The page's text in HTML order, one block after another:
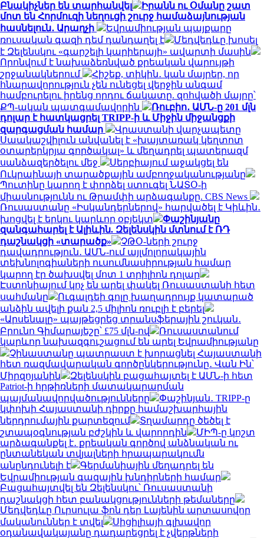
Բնակիչներ են տարհանվել
Իրանն ու Օմանը շատ
մոտ են Հորմուզի նեղուցի շուրջ համաձայնության
հասնելուն․ Արաղչի
Եվրամիության պայքարը
ռուսական գազի դեմ դանդաղել է
Մեդվեդևը խոսել
է Զելենսկու «գարշելի կարիերայի» ավարտի մասին
Որոնվում է նախաձեռնված քրեական վարույթի
շրջանակներում
Հիշեք, տիկին․ կան մայրեր, որ
հնարավորություն չեն ունեցել վերջին անգամ
համբուրելու իրենց որդու ճակատը. զոհվածի մայրը՝
ՔՊ-ական պատգամավորին
Ռուբիո․ ԱՄՆ-ը 201 մլն
դոլար է հատկացրել TRIPP-ի և Միջին միջանցքի
զարգացման համար
Վրաստանի վարչապետը
Սաակաշվիլուն անվանել է «խայտառակ կեղտոտ
օտարերկրյա գործակալ» և մեղադրել պատերազմ
սանձազերծելու մեջ
Սերբիայում աջակցել են
Ուկրաինայի տարածքային ամբողջականությանը
Պուտինը կարող է փորձել ստուգել ՆԱՏՕ-ի
միասնությունն ու Թրամփի արձագանքը. CBS News
Ռուսաստանը «Իսկանդերներով» հարվածել է Կիևին․
խոցվել է երկու կարևոր օբյեկտ
Փաշինյանը
զանգահարել է Ալիևին. Զելենսկին մտնում է ՌԴ
դաշնակցի «տարածք»
ՉԹՕ-ների շուրջ
դավադրություն․ ԱՄՆ-ում այլմոլորակային
տեխնոլոգիաների ուսումնասիրության համար
կարող էր ծախսվել մոտ 1 տրիլիոն դոլար
Էստոնիայում կոչ են արել փակել Ռուսաստանի հետ
սահմանը
Ուգալդեի գոլը խաղադրույք կատարած
անձին ավելի քան 2,5 միլիոն ռուբլի է բերել
«Արսենալը» պայթեցրեց տրանսֆերային շուկան․
Բրունո Գիմարայեշը՝ £75 մլն-ով
Ռուսաստանում
կարևոր նախազգուշացում են արել Եվրամիությանը
Չինաստանը պատրաստ է խորացնել Հայաստանի
հետ ռազմավարական գործընկերությունը․ Վան Ին՝
Միրզոյանին
Զելենսկին բացահայտել է ԱՄՆ-ի հետ
Patriot-ի հրթիռների մատակարարման
պայմանավորվածությունները
Փաշինյան․ TRIPP-ը
կփոխի Հայաստանի դիրքը համաշխարհային
ներդրումային քարտեզում
Տղամարդը ծեծել է
շտապօգնության բժշկին և վարորդին
ՄԻՊ-ը կոշտ
արձագանքել է․ քրեական գործով անձնական ու
ընտանեկան տվյալների հրապարակումն
անընդունելի է
Գերմանիային մեղադրել են
Եվրամիության գազային խնդիրների համար
Բացահայտվել են Զելենսկու՝ Ռուսաստանի
դաշնակցի հետ բանակցությունների թեմաները
Մեդվեդևը Ուրսուլա ֆոն դեր Լայենին արտասովոր
մականուններ է տվել
Սիցիլիայի գլխավոր
օդանավակայանը դադարեցրել է չվերթների